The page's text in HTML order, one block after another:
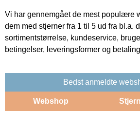
Vi har gennemgået de mest populære
dem med stjerner fra 1 til 5 ud fra bl.a.
sortimentstørrelse, kundeservice,
betingelser, leveringsformer og
Bedst anmeldte
Webshop